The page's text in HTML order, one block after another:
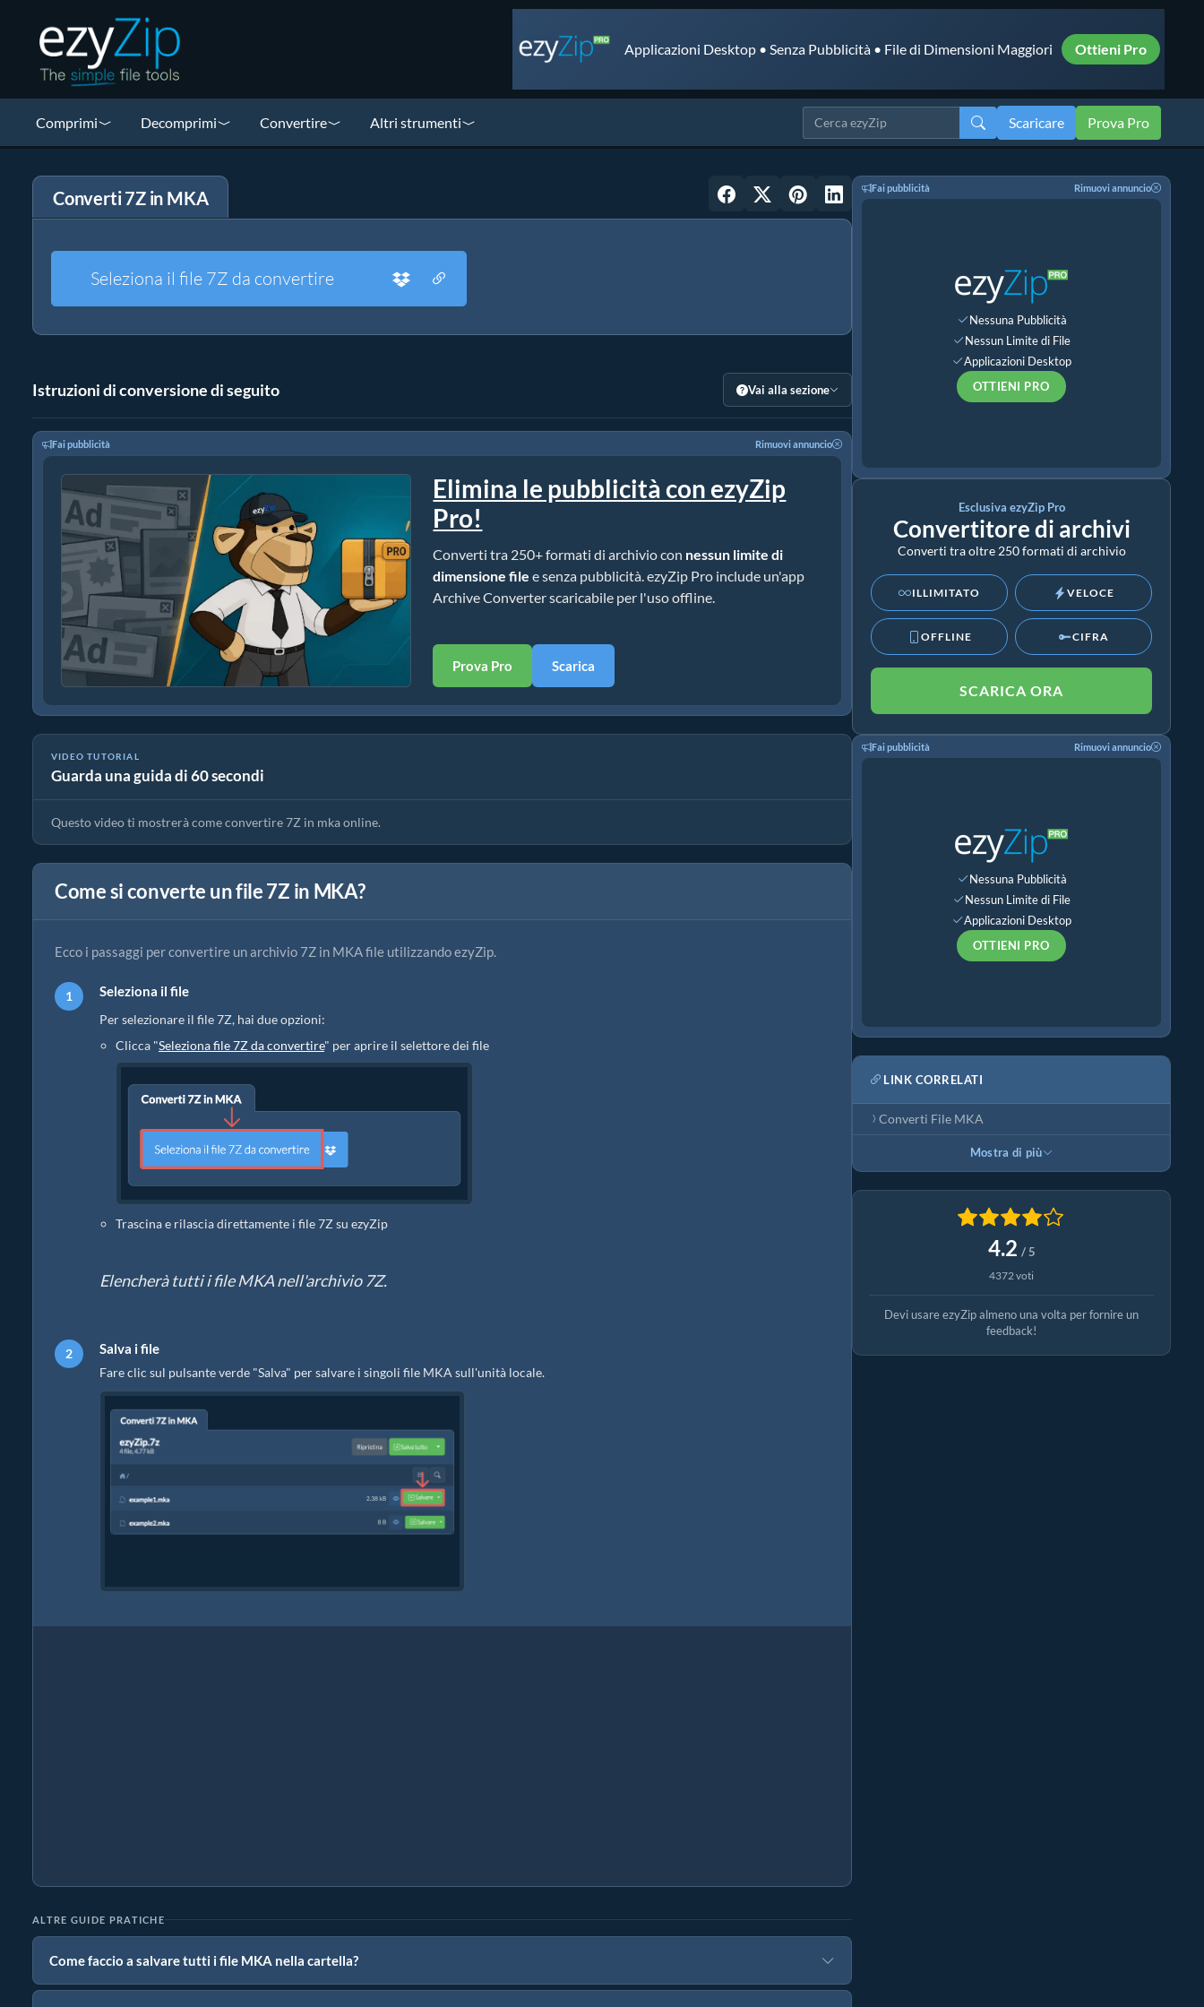
Applicazioni Desktop • Senza Pubblicità • File di Dimensioni Maggiori Ottieni Pro
Comprimi Decomprimi Convertire Altri strumenti Scaricare Prova Pro
Converti 7Z in MKA
Seleziona il file 7Z da convertire
Istruzioni di conversione di seguito Vai alla sezione
Fai pubblicità Rimuovi annuncio
Elimina le pubblicità con ezyZip
Pro!
Converti tra 250+ formati di archivio con nessun limite di
dimensione file e senza pubblicità. ezyZip Pro include un'app
Archive Converter scaricabile per l'uso offline.
Prova Pro Scarica
VIDEO TUTORIAL
Guarda una guida di 60 secondi
Come Convertire 7z In Un File Normale Online (Guida semplice)
Questo video ti mostrerà come convertire 7Z in mka online.
Come si converte un file 7Z in MKA?
Ecco i passaggi per convertire un archivio 7Z in MKA file utilizzando ezyZip.
Seleziona il file
Per selezionare il file 7Z, hai due opzioni:
Clicca "Seleziona file 7Z da convertire" per aprire il selettore dei file
Trascina e rilascia direttamente i file 7Z su ezyZip
Elencherà tutti i file MKA nell'archivio 7Z.
Salva i file
Fare clic sul pulsante verde "Salva" per salvare i singoli file MKA sull'unità locale.
ALTRE GUIDE PRATICHE
Come faccio a salvare tutti i file MKA nella cartella?
Fai pubblicità Rimuovi annuncio
Nessuna Pubblicità
Nessun Limite di File
Applicazioni Desktop
OTTIENI PRO
Esclusiva ezyZip Pro
Convertitore di archivi
Converti tra oltre 250 formati di archivio
ILLIMITATO VELOCE
OFFLINE CIFRA
SCARICA ORA
Fai pubblicità Rimuovi annuncio
Nessuna Pubblicità
Nessun Limite di File
Applicazioni Desktop
OTTIENI PRO
LINK CORRELATI
Converti File MKA
Mostra di più
4.2 / 5
4372 voti
Devi usare ezyZip almeno una volta per fornire un
feedback!